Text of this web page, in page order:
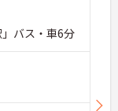
バス・車6分